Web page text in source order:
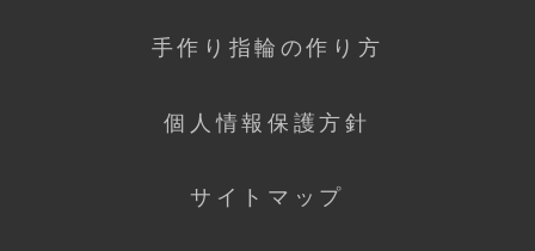
手作り指輪の作り方
個人情報保護方針
サイトマップ